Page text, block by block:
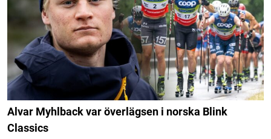
Alvar Myhlback var överlägsen i norska Blink
Classics